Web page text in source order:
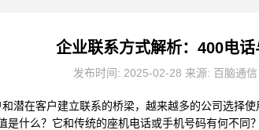
企业联系方式解析：400电
发布时间: 2025-02-28 来源: 百脑通
潜在客户建立联系的桥梁，越来越多的公司选择使
是什么？它和传统的座机电话或手机号码有何不同